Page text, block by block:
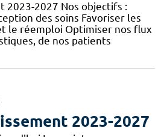
2023-2027 Nos objectifs :
des soins Favoriser les
le réemploi Optimiser nos flux
de nos patients
2023-2027